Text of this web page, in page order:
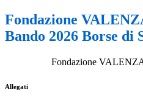
Fondazione
Bando 2026 Borse di
Fondazione
Allegati